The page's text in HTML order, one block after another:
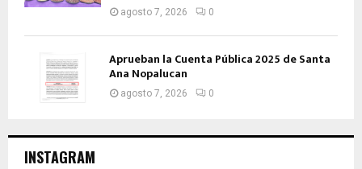
agosto 7, 2026 0
Aprueban la Cuenta Pública 2025 de Santa
Ana Nopalucan
agosto 7, 2026 0
INSTAGRAM